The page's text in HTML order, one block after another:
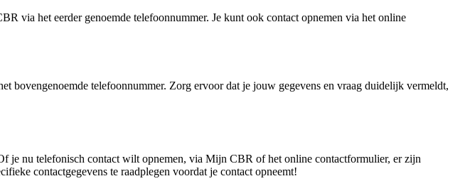
via het eerder genoemde telefoonnummer. Je kunt ook contact opnemen via het online
bovengenoemde telefoonnummer. Zorg ervoor dat je jouw gegevens en vraag duidelijk vermeldt,
je nu telefonisch contact wilt opnemen, via Mijn CBR of het online contactformulier, er zijn
contactgegevens te raadplegen voordat je contact opneemt!